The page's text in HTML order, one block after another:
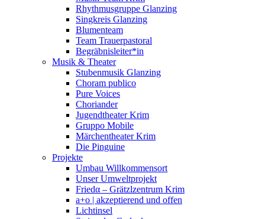
Rhythmusgruppe Glanzing
Singkreis Glanzing
Blumenteam
Team Trauerpastoral
Begräbnisleiter*in
Musik & Theater
Stubenmusik Glanzing
Choram publico
Pure Voices
Choriander
Jugendtheater Krim
Gruppo Mobile
Märchentheater Krim
Die Pinguine
Projekte
Umbau Willkommensort
Unser Umweltprojekt
Friedα – Grätzlzentrum Krim
a+o | akzeptierend und offen
Lichtinsel